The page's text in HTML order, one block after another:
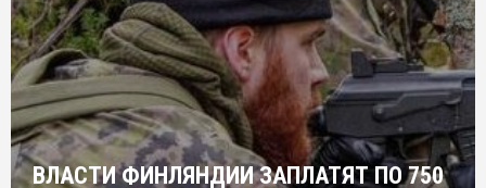
ВЛАСТИ ФИНЛЯНДИИ ЗАПЛАТЯТ ПО 750